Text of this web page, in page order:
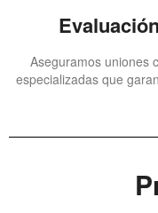
Aseguramos uniones
especializadas que